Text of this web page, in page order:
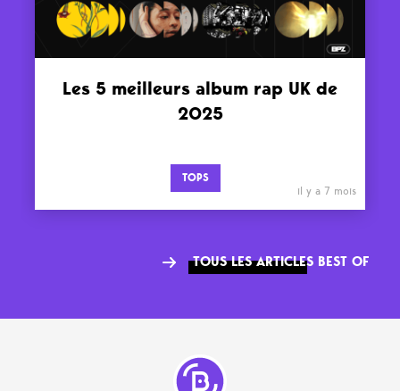
Les 5 meilleurs album rap UK de
2025
TOPS
il y a 7 mois
TOUS LES ARTICLES BEST OF